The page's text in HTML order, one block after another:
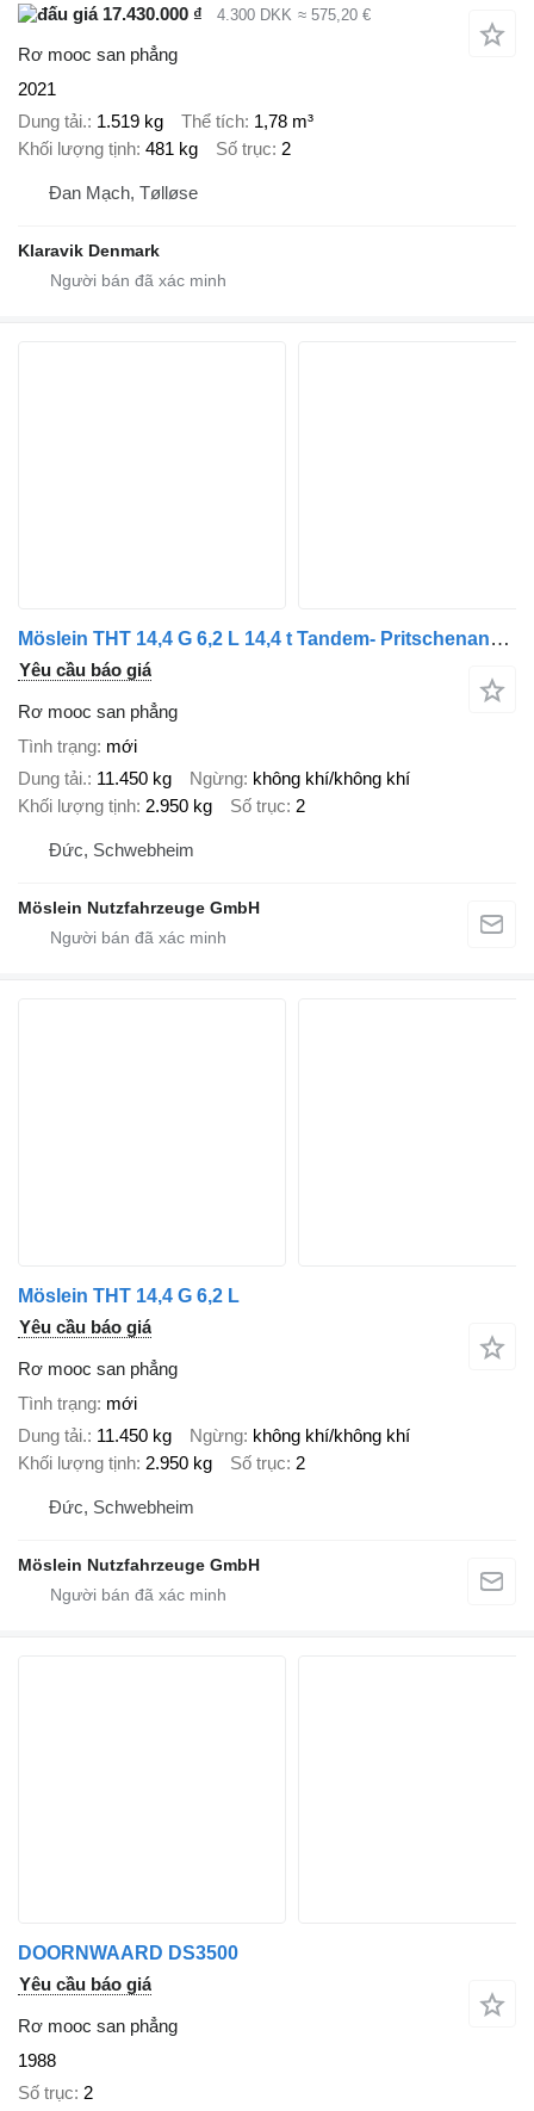
17.430.000 ₫
4.300 DKK ≈ 575,20 €
Rơ mooc san phẳng
2021
Dung tải. 1.519 kg Thể tích 1,78 m³
Khối lượng tịnh 481 kg Số trục 2
Đan Mạch, Tølløse
Klaravik Denmark
Möslein THT 14,4 G 6,2 L 14,4 t Tandem- Pritschenanhänger- Tieflader
Yêu cầu báo giá
Rơ mooc san phẳng
Tình trạng mới
Dung tải. 11.450 kg Ngừng không khí/không khí
Khối lượng tịnh 2.950 kg Số trục 2
Đức, Schwebheim
Möslein Nutzfahrzeuge GmbH
Möslein THT 14,4 G 6,2 L
Yêu cầu báo giá
Rơ mooc san phẳng
Tình trạng mới
Dung tải. 11.450 kg Ngừng không khí/không khí
Khối lượng tịnh 2.950 kg Số trục 2
Đức, Schwebheim
Möslein Nutzfahrzeuge GmbH
DOORNWAARD DS3500
Yêu cầu báo giá
Rơ mooc san phẳng
1988
Số trục 2